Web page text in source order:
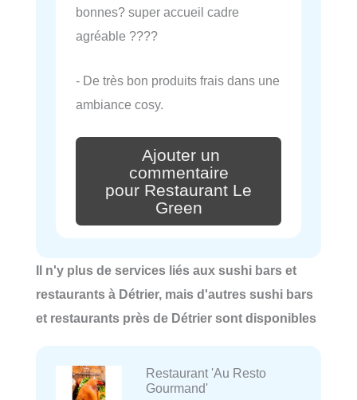
bonnes? super accueil cadre
agréable ????
- De très bon produits frais dans une
ambiance cosy.
Ajouter un
commentaire
pour Restaurant Le
Green
Il n'y plus de services liés aux sushi bars et
restaurants à Détrier, mais d'autres sushi bars
et restaurants près de Détrier sont disponibles
Restaurant 'Au Resto
Gourmand'